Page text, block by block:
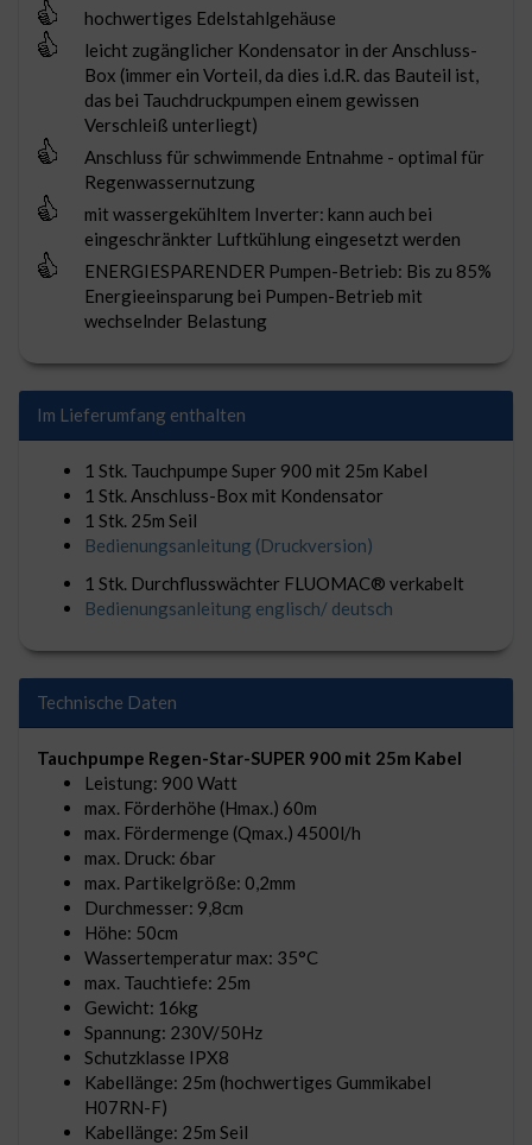
hochwertiges Edelstahlgehäuse
leicht zugänglicher Kondensator in der Anschluss-
Box (immer ein Vorteil, da dies i.d.R. das Bauteil ist,
das bei Tauchdruckpumpen einem gewissen
Verschleiß unterliegt)
Anschluss für schwimmende Entnahme - optimal für
Regenwassernutzung
mit wassergekühltem Inverter: kann auch bei
eingeschränkter Luftkühlung eingesetzt werden
ENERGIESPARENDER Pumpen-Betrieb: Bis zu 85%
Energieeinsparung bei Pumpen-Betrieb mit
wechselnder Belastung
Im Lieferumfang enthalten
1 Stk. Tauchpumpe Super 900 mit 25m Kabel
1 Stk. Anschluss-Box mit Kondensator
1 Stk. 25m Seil
Bedienungsanleitung (Druckversion)
1 Stk. Durchflusswächter FLUOMAC® verkabelt
Bedienungsanleitung englisch/ deutsch
Technische Daten
Tauchpumpe Regen-Star-SUPER 900 mit 25m Kabel
Leistung: 900 Watt
max. Förderhöhe (Hmax.) 60m
max. Fördermenge (Qmax.) 4500l/h
max. Druck: 6bar
max. Partikelgröße: 0,2mm
Durchmesser: 9,8cm
Höhe: 50cm
Wassertemperatur max: 35°C
max. Tauchtiefe: 25m
Gewicht: 16kg
Spannung: 230V/50Hz
Schutzklasse IPX8
Kabellänge: 25m (hochwertiges Gummikabel
H07RN-F)
Kabellänge: 25m Seil